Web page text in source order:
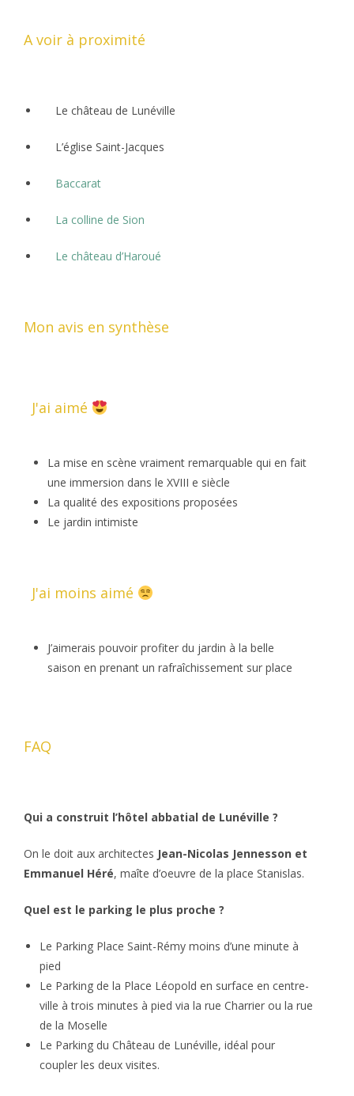
A voir à proximité
Le château de Lunéville
L’église Saint-Jacques
Baccarat
La colline de Sion
Le château d’Haroué
Mon avis en synthèse
J'ai aimé
La mise en scène vraiment remarquable qui en fait
une immersion dans le XVIII e siècle
La qualité des expositions proposées
Le jardin intimiste
J'ai moins aimé
J’aimerais pouvoir profiter du jardin à la belle
saison en prenant un rafraîchissement sur place
FAQ
Qui a construit l’hôtel abbatial de Lunéville ?
On le doit aux architectes Jean-Nicolas Jennesson et
Emmanuel Héré, maîte d’oeuvre de la place Stanislas.
Quel est le parking le plus proche ?
Le Parking Place Saint-Rémy moins d’une minute à
pied
Le Parking de la Place Léopold en surface en centre-
ville à trois minutes à pied via la rue Charrier ou la rue
de la Moselle
Le Parking du Château de Lunéville, idéal pour
coupler les deux visites.